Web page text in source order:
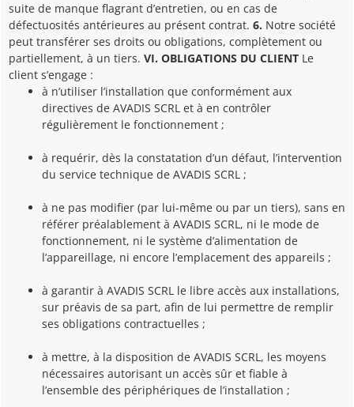
suite de manque flagrant d’entretien, ou en cas de
défectuosités antérieures au présent contrat. 6. Notre société
peut transférer ses droits ou obligations, complètement ou
partiellement, à un tiers. VI. OBLIGATIONS DU CLIENT Le
client s’engage :
à n’utiliser l’installation que conformément aux
directives de AVADIS SCRL et à en contrôler
régulièrement le fonctionnement ;
à requérir, dès la constatation d’un défaut, l’intervention
du service technique de AVADIS SCRL ;
à ne pas modifier (par lui-même ou par un tiers), sans en
référer préalablement à AVADIS SCRL, ni le mode de
fonctionnement, ni le système d’alimentation de
l’appareillage, ni encore l’emplacement des appareils ;
à garantir à AVADIS SCRL le libre accès aux installations,
sur préavis de sa part, afin de lui permettre de remplir
ses obligations contractuelles ;
à mettre, à la disposition de AVADIS SCRL, les moyens
nécessaires autorisant un accès sûr et fiable à
l’ensemble des périphériques de l’installation ;